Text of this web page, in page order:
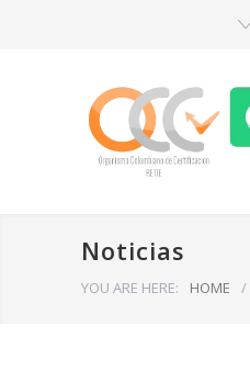
Noticias
YOU ARE HERE: HOME /